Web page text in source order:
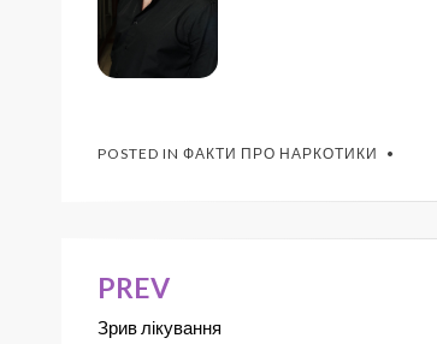
POSTED IN ФАКТИ ПРО НАРКОТИКИ
PREV
Зрив лікування